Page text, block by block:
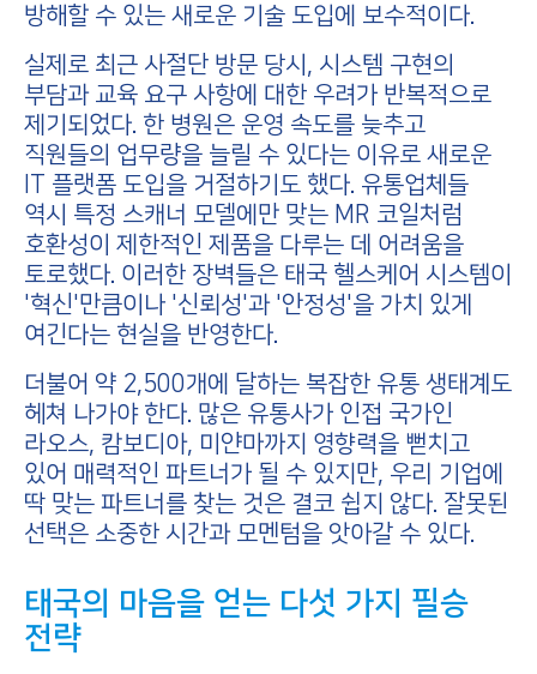
방해할 수 있는 새로운 기술 도입에 보수적이다.
실제로 최근 사절단 방문 당시, 시스템 구현의
부담과 교육 요구 사항에 대한 우려가 반복적으로
제기되었다. 한 병원은 운영 속도를 늦추고
직원들의 업무량을 늘릴 수 있다는 이유로 새로운
IT 플랫폼 도입을 거절하기도 했다. 유통업체들
역시 특정 스캐너 모델에만 맞는 MR 코일처럼
호환성이 제한적인 제품을 다루는 데 어려움을
토로했다. 이러한 장벽들은 태국 헬스케어 시스템이
'혁신'만큼이나 '신뢰성'과 '안정성'을 가치 있게
여긴다는 현실을 반영한다.
더불어 약 2,500개에 달하는 복잡한 유통 생태계도
헤쳐 나가야 한다. 많은 유통사가 인접 국가인
라오스, 캄보디아, 미얀마까지 영향력을 뻗치고
있어 매력적인 파트너가 될 수 있지만, 우리 기업에
딱 맞는 파트너를 찾는 것은 결코 쉽지 않다. 잘못된
선택은 소중한 시간과 모멘텀을 앗아갈 수 있다.
태국의 마음을 얻는 다섯 가지 필승
전략